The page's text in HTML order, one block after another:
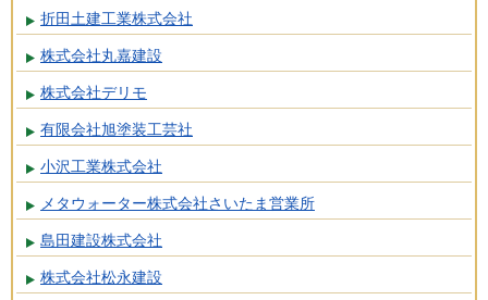
折田土建工業株式会社
株式会社丸嘉建設
株式会社デリモ
有限会社旭塗装工芸社
小沢工業株式会社
メタウォーター株式会社さいたま営業所
島田建設株式会社
株式会社松永建設